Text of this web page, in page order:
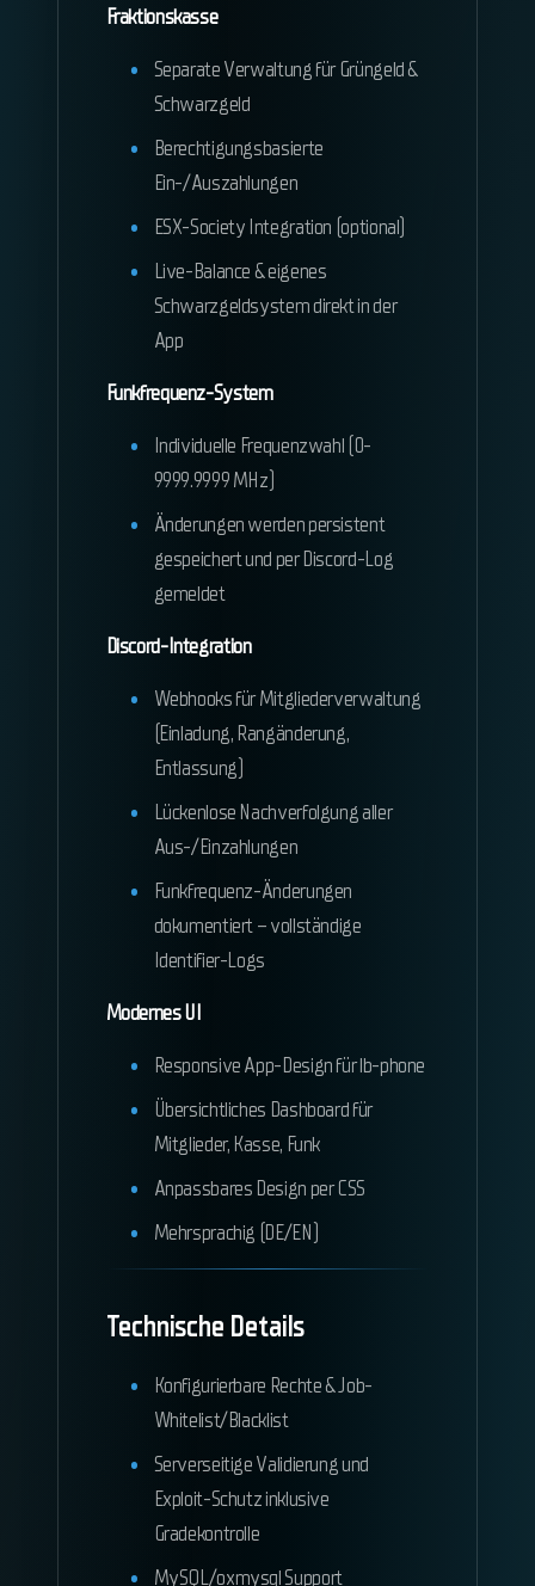
Fraktionskasse
Separate Verwaltung für Grüngeld &
Schwarzgeld
Berechtigungsbasierte
Ein-/Auszahlungen
ESX-Society Integration (optional)
Live-Balance & eigenes
Schwarzgeldsystem direkt in der
App
Funkfrequenz-System
Individuelle Frequenzwahl (0-
9999.9999 MHz)
Änderungen werden persistent
gespeichert und per Discord-Log
gemeldet
Discord-Integration
Webhooks für Mitgliederverwaltung
(Einladung, Rangänderung,
Entlassung)
Lückenlose Nachverfolgung aller
Aus-/Einzahlungen
Funkfrequenz-Änderungen
dokumentiert – vollständige
Identifier-Logs
Modernes UI
Responsive App-Design für lb-phone
Übersichtliches Dashboard für
Mitglieder, Kasse, Funk
Anpassbares Design per CSS
Mehrsprachig (DE/EN)
Technische Details
Konfigurierbare Rechte & Job-
Whitelist/Blacklist
Serverseitige Validierung und
Exploit-Schutz inklusive
Gradekontrolle
MySQL/oxmysql Support